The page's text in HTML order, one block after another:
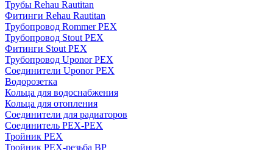
Трубы Rehau Rautitan
Фитинги Rehau Rautitan
Трубопровод Rommer PEX
Трубопровод Stout PEX
Фитинги Stout PEX
Трубопровод Uponor PEX
Соединители Uponor PEX
Водорозетка
Кольца для водоснабжения
Кольца для отопления
Соединители для радиаторов
Соединитель PEX-PEX
Тройник PEX
Тройник PEX-резьба ВР